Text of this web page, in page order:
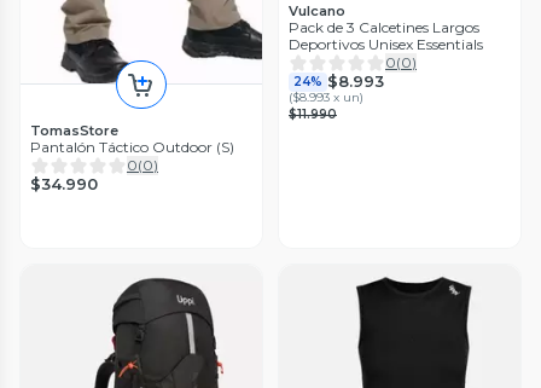
TomasStore
Pantalón Táctico Outdoor (S)
0(0)
$34.990
Vulcano
Pack de 3 Calcetines Largos
Deportivos Unisex Essentials
0(0)
24% $8.993
($8.993 x un)
$11.990